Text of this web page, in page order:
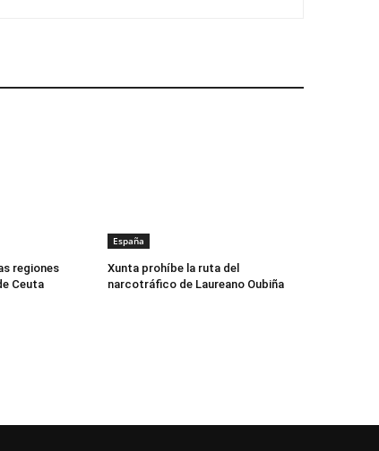
regiones
Ceuta
España
Xunta prohíbe la ruta del
narcotráfico de Laureano Oubiña